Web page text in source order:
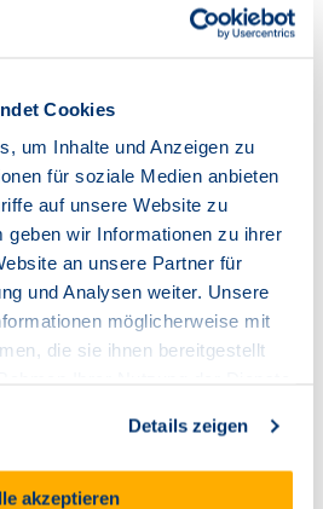
Cookies
um Inhalte und Anzeigen zu
für soziale Medien anbieten
auf unsere Website zu
geben wir Informationen zu ihrer
an unsere Partner für
und Analysen weiter. Unsere
möglicherweise mit
die sie ihnen bereitgestellt
Details zeigen
akzeptieren
ist auf einmal viel
Rechnung?
per E-Mail
kann das liegen?
mein alter Anbieter
- wieso?